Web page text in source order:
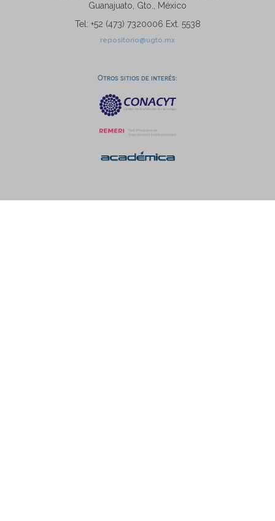
Guanajuato, Gto., México
Tel: +52 (473) 7320006 Ext. 5538
repositorio@ugto.mx
Otros sitios de interés: